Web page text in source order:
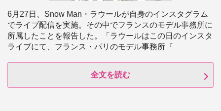
6月27日、Snow Man・ラウールが自身のインスタグラム
でライブ配信を実施。その中でフランスのモデル事務所に
所属したことを報告した。「ラウールはこの日のインスタ
ライブにて、フランス・パリのモデル事務所『
全文を読む